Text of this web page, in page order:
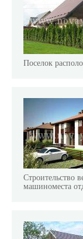
Поселок
Строительство
машиноместа